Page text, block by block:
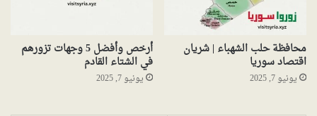
محافظة حلب الشهباء | شريان
اقتصاد سوريا
يونيو 7, 2025
أرخص وأفضل 5 وجهات تزورهم
في الشتاء القادم
يونيو 7, 2025